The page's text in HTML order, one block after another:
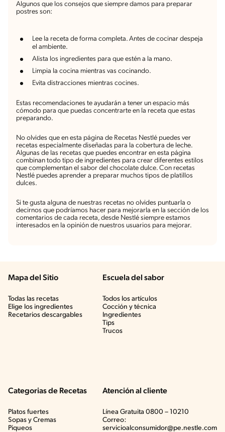
Algunos que los consejos que siempre damos para preparar
postres son:
Lee la receta de forma completa. Antes de cocinar despeja
el ambiente.
Alista los ingredientes para que estén a la mano.
Limpia la cocina mientras vas cocinando.
Evita distracciones mientras cocines.
Estas recomendaciones te ayudarán a tener un espacio más
cómodo para que puedas concentrarte en la receta que estas
preparando.
No olvides que en esta página de Recetas Nestlé puedes ver
recetas especialmente diseñadas para la cobertura de leche.
Algunas de las recetas que puedes encontrar en esta página
combinan todo tipo de ingredientes para crear diferentes estilos
que complementan el sabor del chocolate dulce. Con recetas
Nestlé puedes aprender a preparar muchos tipos de platillos
dulces.
Si te gusta alguna de nuestras recetas no olvides puntuarla o
decirnos que podríamos hacer para mejorarla en la sección de los
comentarios de cada receta, desde Nestlé siempre estamos
interesados en la opinión de nuestros usuarios para mejorar.
Mapa del Sitio
Todas las recetas
Elige los ingredientes
Recetarios descargables
Escuela del sabor
Todos los artículos
Cocción y técnica
Ingredientes
Tips
Trucos
Categorias de Recetas
Platos fuertes
Sopas y Cremas
Piqueos
Atención al cliente
Línea Gratuita 0800 – 10210
Correo:
servicioalconsumidor@pe.nestle.com